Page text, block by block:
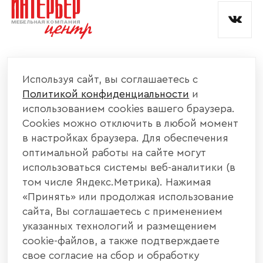
КАТАЛОГ МЕБЕЛИ
ИНФОРМАЦИЯ
НАШИ КОНТАКТЫ
+7 800 700 20 58
440004, г. Пенза, ул. Рябова, д. 31
Используя сайт, вы соглашаетесь с
Политикой конфиденциальности и
использованием cookies вашего браузера.
Cookies можно отключить в любой момент
в настройках браузера. Для обеспечения
оптимальной работы на сайте могут
использоваться системы веб-аналитики (в
том числе Яндекс.Метрика). Нажимая
«Принять» или продолжая использование
сайта, Вы соглашаетесь с применением
указанных технологий и размещением
cookie-файлов, а также подтверждаете
свое согласие на сбор и обработку